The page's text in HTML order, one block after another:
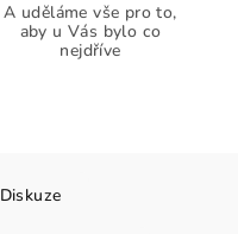
A uděláme vše pro to,
aby u Vás bylo co
nejdříve
Diskuze